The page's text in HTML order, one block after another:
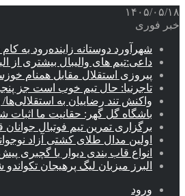
۱۴۰۵/۰۵/۱۸
خبر فوری
شهرآورد دوستانه زاینده‌رود به
داعی:تیم های والیبال بیشتری
پیروزی استقلال مقابل همنام
تاجرنیا: حال تیم خوب است جز
واکنش تند رضاییان به
باشگاه گل گهر: حقانیت ما اثبات
برگزاری تمرین تیم فوتبال
اولین مدال طلای کشتی آزاد
انواع قاب بندی دیوار با گچبری
البرز میزبان لیگ پرهیجان تکواندو
ورود